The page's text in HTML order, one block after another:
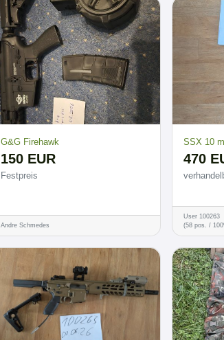
G&G Firehawk
150 EUR
Festpreis
Andre Schmedes
SSX 10
470
User 100263
(58 pos. /